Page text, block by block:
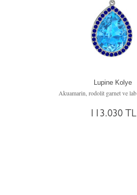
Lupine Kolye
113.030 TL